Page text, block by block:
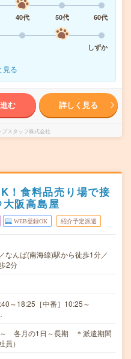
40代 50代
60代
しずか
見る
む 詳しく見る
スタッフ株式会社
！食料品売り場で接
阪高島屋
WEB登録OK 紹介予定派遣
なんば(南海線)駅から徒歩1分／
2分
～18:25［中番］10:25～
～ 各月の1日～長期 ＊派遣期間
員）